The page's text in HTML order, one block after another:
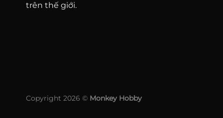
trên thế giới.
Copyright 2026 © Monkey Hobby